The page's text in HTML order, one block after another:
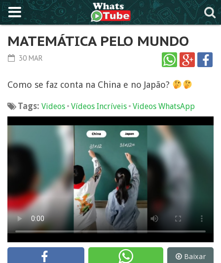
MATEMÁTICA PELO MUNDO
30 MAR
Como se faz conta na China e no Japão?
Tags: Videos • Vídeos Incríveis • Videos WhatsApp
Baixar